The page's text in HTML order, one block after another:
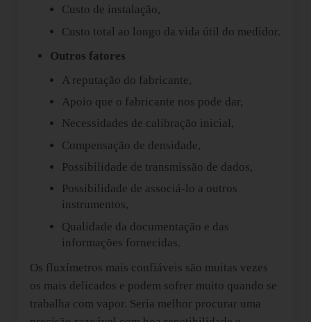
Custo de instalação,
Custo total ao longo da vida útil do medidor.
Outros fatores
A reputação do fabricante,
Apoio que o fabricante nos pode dar,
Necessidades de calibração inicial,
Compensação de densidade,
Possibilidade de transmissão de dados,
Possibilidade de associá-lo a outros
instrumentos,
Qualidade da documentação e das
informações fornecidas.
Os fluxímetros mais confiáveis são muitas vezes
os mais delicados e podem sofrer muito quando se
trabalha com vapor. Seria melhor procurar uma